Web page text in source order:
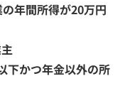
年間所得が20万円
下かつ年金以外の所